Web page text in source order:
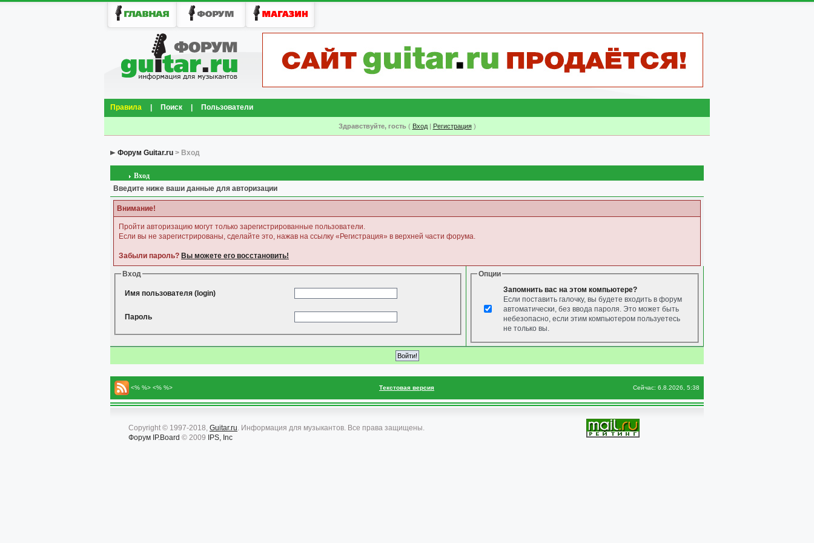
Правила Поиск Пользователи
Здравствуйте, гость( Вход| Регистрация)
Форум Guitar.ru > Вход
Вход
Введите ниже ваши данные для авторизации
Внимание!
Пройти авторизацию могут только зарегистрированные пользователи.
Если вы не зарегистрированы, сделайте это, нажав на ссылку «Регистрация» в верхней части форума.
Забыли пароль? Вы можете его восстановить!
Вход
Имя пользователя (login)
Пароль
Опции
Запомнить вас на этом компьютере?
Если поставить галочку, вы будете входить в форум
автоматически, без ввода пароля. Это может быть
небезопасно, если этим компьютером пользуетесь
не только вы.
<% %> <% %> Текстовая версия Сейчас: 6.8.2026, 5:38
Copyright © 1997-2018, Guitar.ru. Информация для музыкантов. Все права защищены.
Форум IP.Board © 2009 IPS, Inc